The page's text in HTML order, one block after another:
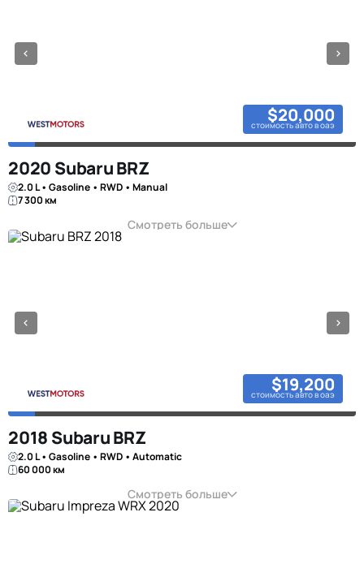
$20,000
стоимость авто в оаэ
2020 Subaru BRZ
2.0 L • Gasoline • RWD • Manual
7 300 км
Смотреть больше
$19,200
стоимость авто в оаэ
2018 Subaru BRZ
2.0 L • Gasoline • RWD • Automatic
60 000 км
Смотреть больше